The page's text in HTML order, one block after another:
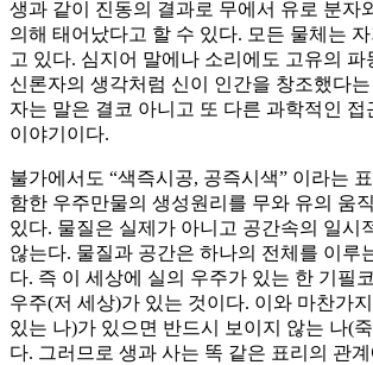
생과 같이 진동의 결과로 무에서 유로 분자
의해 태어났다고 할 수 있다. 모든 물체는
고 있다. 심지어 말에나 소리에도 고유의 파
신론자의 생각처럼 신이 인간을 창조했다
자는 말은 결코 아니고 또 다른 과학적인 접
이야기이다.
불가에서도 “색즉시공, 공즉시색” 이라는
함한 우주만물의 생성원리를 무와 유의 움
있다. 물질은 실제가 아니고 공간속의 일시
않는다. 물질과 공간은 하나의 전체를 이루
다. 즉 이 세상에 실의 우주가 있는 한 기필
우주(저 세상)가 있는 것이다. 이와 마찬가
있는 나)가 있으면 반드시 보이지 않는 나(
다. 그러므로 생과 사는 똑 같은 표리의 관